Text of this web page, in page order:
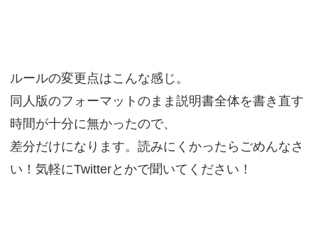
ルールの変更点はこんな感じ。
同人版のフォーマットのまま説明書全体を書き直す
時間が十分に無かったので、
差分だけになります。読みにくかったらごめんなさ
い！気軽にTwitterとかで聞いてください！